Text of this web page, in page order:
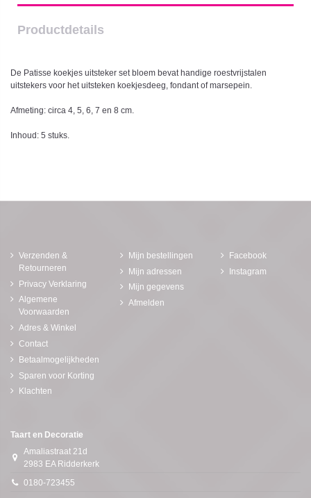
Productdetails
De Patisse koekjes uitsteker set bloem bevat handige roestvrijstalen
uitstekers voor het uitsteken koekjesdeeg, fondant of marsepein.
Afmeting: circa 4, 5, 6, 7 en 8 cm.
Inhoud: 5 stuks.
Verzenden &
Retourneren
Privacy Verklaring
Algemene
Voorwaarden
Adres & Winkel
Contact
Betaalmogelijkheden
Sparen voor Korting
Klachten
Mijn bestellingen
Mijn adressen
Mijn gegevens
Afmelden
Facebook
Instagram
Taart en Decoratie
Amaliastraat 21d
2983 EA Ridderkerk
0180-723455